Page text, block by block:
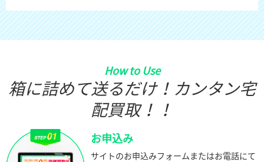
How to Use
箱に詰めて送るだけ！カンタン宅
配買取！！
お申込み
サイトのお申込みフォームまたはお電話にて